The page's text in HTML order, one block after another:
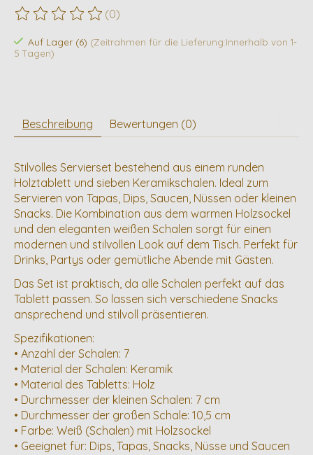
Die Bewertung dieses Produkts ist
(0)
Auf Lager (6) (Zeitrahmen für die Lieferung:Innerhalb von 1-
5 Tagen)
Beschreibung Bewertungen (0)
Stilvolles Servierset bestehend aus einem runden
Holztablett und sieben Keramikschalen. Ideal zum
Servieren von Tapas, Dips, Saucen, Nüssen oder kleinen
Snacks. Die Kombination aus dem warmen Holzsockel
und den eleganten weißen Schalen sorgt für einen
modernen und stilvollen Look auf dem Tisch. Perfekt für
Drinks, Partys oder gemütliche Abende mit Gästen.
Das Set ist praktisch, da alle Schalen perfekt auf das
Tablett passen. So lassen sich verschiedene Snacks
ansprechend und stilvoll präsentieren.
Spezifikationen:
• Anzahl der Schalen: 7
• Material der Schalen: Keramik
• Material des Tabletts: Holz
• Durchmesser der kleinen Schalen: 7 cm
• Durchmesser der großen Schale: 10,5 cm
• Farbe: Weiß (Schalen) mit Holzsockel
• Geeignet für: Dips, Tapas, Snacks, Nüsse und Saucen